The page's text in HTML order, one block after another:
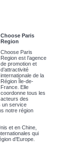
Choose Paris
Region
Choose Paris
Region est l’agence
de promotion et
d’attractivité
internationale de la
Région Île-de-
France. Elle
coordonne tous les
acteurs des
un service
notre région
et en Chine,
qui
d’Europe.